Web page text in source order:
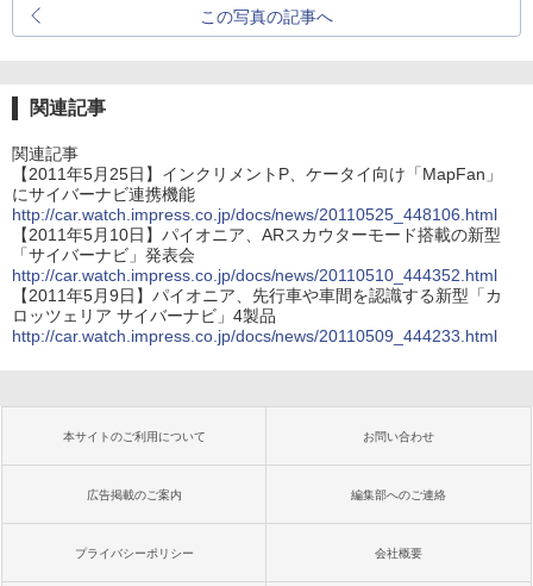
この写真の記事へ
関連記事
関連記事
【2011年5月25日】インクリメントP、ケータイ向け「MapFan」
にサイバーナビ連携機能
http://car.watch.impress.co.jp/docs/news/20110525_448106.html
【2011年5月10日】パイオニア、ARスカウターモード搭載の新型
「サイバーナビ」発表会
http://car.watch.impress.co.jp/docs/news/20110510_444352.html
【2011年5月9日】パイオニア、先行車や車間を認識する新型「カ
ロッツェリア サイバーナビ」4製品
http://car.watch.impress.co.jp/docs/news/20110509_444233.html
本サイトのご利用について お問い合わせ
広告掲載のご案内 編集部へのご連絡
プライバシーポリシー 会社概要